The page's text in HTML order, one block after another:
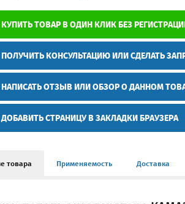
КУПИТЬ ТОВАР В ОДИН КЛИК БЕЗ
ПОЛУЧИТЬ КОНСУЛЬТАЦИЮ ИЛИ СДЕЛАТЬ
НАПИСАТЬ ОТЗЫВ ИЛИ ОБЗОР О ДАННОМ
ДОБАВИТЬ СТРАНИЦУ В ЗАКЛАДКИ БРАУЗЕРА
товара Применяемость Доставка